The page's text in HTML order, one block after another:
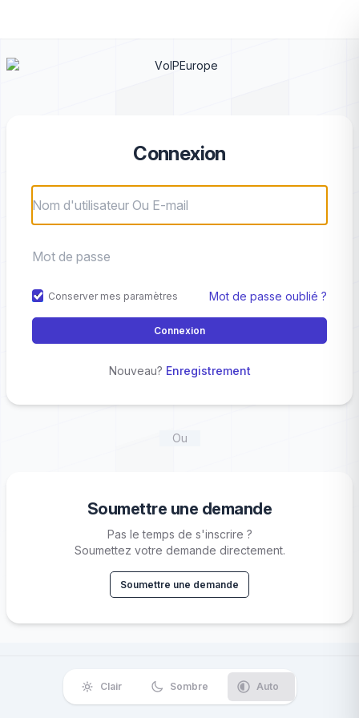
Connexion
Conserver mes paramètres Mot de passe oublié ?
Nouveau? Enregistrement
Ou
Soumettre une demande
Pas le temps de s'inscrire ?
Soumettez votre demande directement.
Soumettre une demande
Clair Sombre Auto